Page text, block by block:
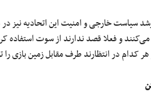
سیاست خارجی و امنیت‌ این اتحادیه نیز
و فعلا قصد ندارند از سوت استفاده
هر کدام در انتظارند طرف مقابل زمین بازی